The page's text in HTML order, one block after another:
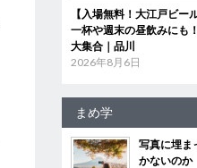
【入場無料！大江戸ビ
一杯や週末の昼飲みにも
大集合｜品川
2026年8月6日
まめ学
写真に埋ま
かないの